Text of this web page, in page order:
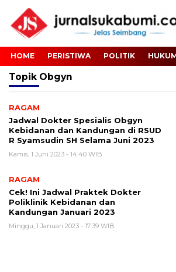
HOME PERISTIWA POLITIK
Topik Obgyn
RAGAM
Jadwal Dokter Spesialis Obgyn
Kebidanan dan Kandungan di RSUD
R Syamsudin SH Selama Juni 2023
Kamis, 1 Juni 2023 - 14:40 WIB
RAGAM
Cek! Ini Jadwal Praktek Dokter
Poliklinik Kebidanan dan
Kandungan Januari 2023
Minggu, 1 Januari 2023 - 17:39 WIB